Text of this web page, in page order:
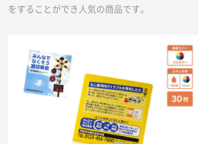
をすることができ人気の商品です。